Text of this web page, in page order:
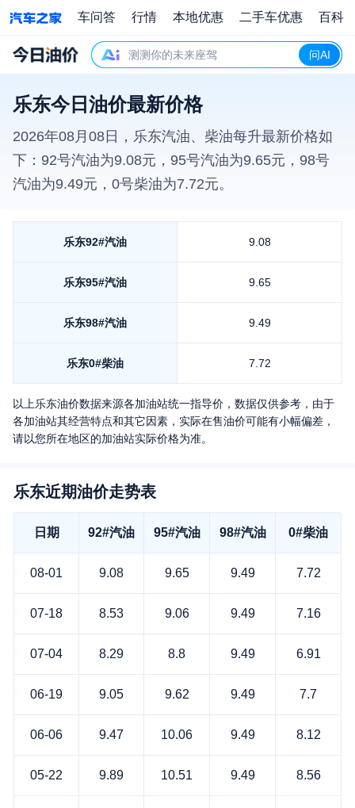
车问答 行情 本地优惠 二手车优惠 百科
测测你的未来座驾 问AI
乐东今日油价最新价格
2026年08月08日 ， 乐东汽油、柴油每升最新价格如
下：92号汽油为9.08元，95号汽油为9.65元，98号
汽油为9.49元，0号柴油为7.72元。
乐东92#汽油 9.08
乐东95#汽油 9.65
乐东98#汽油 9.49
乐东0#柴油 7.72
以上乐东油价数据来源各加油站统一指导价，数据仅供参考，由于
各加油站其经营特点和其它因素，实际在售油价可能有小幅偏差，
请以您所在地区的加油站实际价格为准。
乐东近期油价走势表
日期 92#汽油 95#汽油 98#汽油 0#柴油
08-01 9.08 9.65 9.49 7.72
07-18 8.53 9.06 9.49 7.16
07-04 8.29 8.8 9.49 6.91
06-19 9.05 9.62 9.49 7.7
06-06 9.47 10.06 9.49 8.12
05-22 9.89 10.51 9.49 8.56